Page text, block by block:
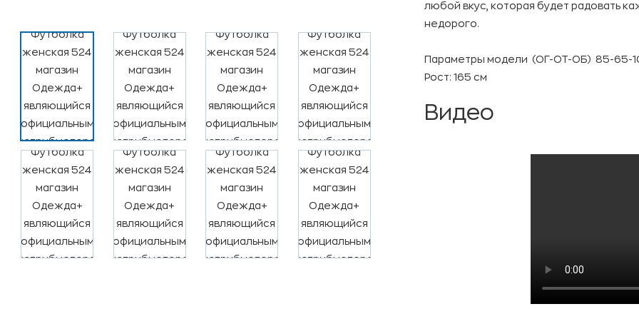
любой вкус, которая будет радовать
недорого.
Параметры модели (ОГ-ОТ-ОБ) 85-65-
Рост: 165 см
Видео